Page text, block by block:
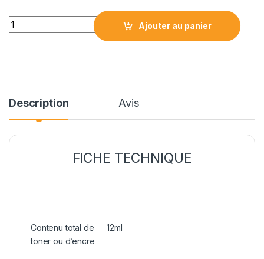
IC-271C / CLI271XLC CARTOUCHE COMPATIBLE CYAN
Ajouter au panier
Description Avis
FICHE TECHNIQUE
Contenu total de
toner ou d’encre
12ml